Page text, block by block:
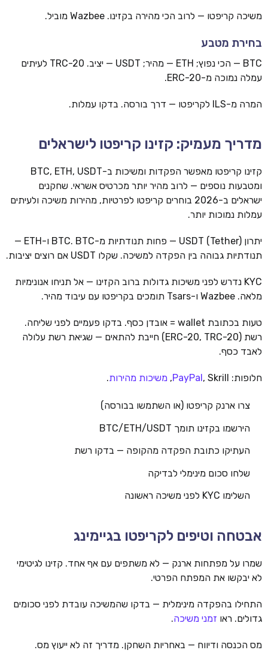
משיכה קריפטו — לרוב הכי מהירה בקזינו. Wazbee מוביל.
בחירת מטבע
BTC — הכי נפוץ; ETH — מהיר; USDT — יציב. TRC-20 לעיתים
עמלה נמוכה מ-ERC-20.
המרה מ-ILS לקריפטו — דרך בורסה. בדקו עמלות.
מדריך מעמיק: קזינו קריפטו לישראלים
קזינו קריפטו מאפשר הפקדות ומשיכות ב-BTC, ETH, USDT
ומטבעות נוספים — לרוב מהיר יותר מכרטיס אשראי. שחקנים
ישראלים ב-2026 בוחרים קריפטו לפרטיות, מהירות משיכה ולעיתים
עמלות נמוכות יותר.
יתרון USDT (Tether) — פחות תנודתיות מ-BTC. BTC ו-ETH —
תנודתיות גבוהה בין הפקדה למשיכה. שקלו USDT אם רוצים יציבות.
KYC נדרש לפני משיכות גדולות ברוב הקזינו — אל תניחו אנונימיות
מלאה. Wazbee ו-Tsars תומכים בקריפטו עם עיבוד מהיר.
טעות בכתובת wallet = אובדן כסף. בדקו פעמיים לפני שליחה.
רשת (ERC-20, TRC-20) חייבת להתאים — שגיאת רשת עלולה
לאבד כסף.
חלופות: PayPal , Skrill, משיכות מהירות.
צרו ארנק קריפטו (או השתמשו בבורסה)
הירשמו בקזינו תומך BTC/ETH/USDT
העתיקו כתובת הפקדה מהקופה — בדקו רשת
שלחו סכום מינימלי לבדיקה
השלימו KYC לפני משיכה ראשונה
אבטחה וטיפים לקריפטו בגיימינג
שמרו על מפתחות ארנק — לא משתפים עם אף אחד. קזינו לגיטימי
לא יבקשו את המפתח הפרטי.
התחילו בהפקדה מינימלית — בדקו שהמשיכה עובדת לפני סכומים
גדולים. ראו זמני משיכה.
מס הכנסה ודיווח — באחריות השחקן. מדריך זה לא ייעוץ מס.